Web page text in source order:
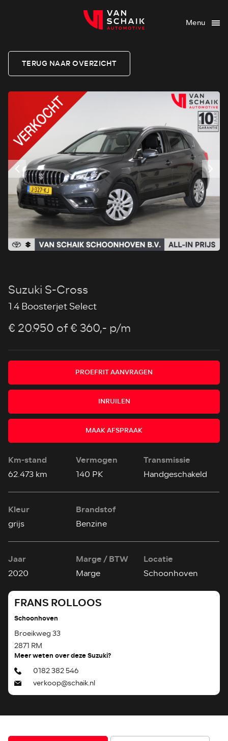
Menu
TERUG NAAR OVERZICHT
Suzuki S-Cross
1.4 Boosterjet Select
€ 20.950 of € 360,- p/m
PROEFRIT AANVRAGEN
INRUILEN
MAAK AFSPRAAK
Km-stand
62.473 km
Vermogen
140 PK
Transmissie
Handgeschakeld
Kleur
grijs
Brandstof
Benzine
Jaar
2020
Marge / BTW
Marge
Locatie
Schoonhoven
FRANS ROLLOOS
Schoonhoven
Broeikweg 33
2871 RM
Meer weten over deze Suzuki?
0182 382 546
verkoop@schaik.nl